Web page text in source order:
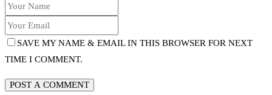
SAVE MY NAME & EMAIL IN THIS BROWSER FOR NEXT
TIME I COMMENT.
POST A COMMENT